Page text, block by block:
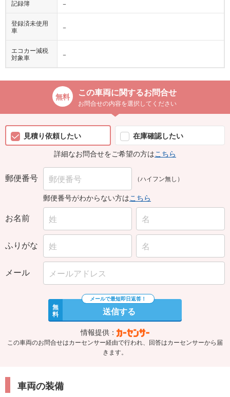
記録簿 −
登録済未使用
車
−
エコカー減税
対象車
−
この車両に関するお問合せ
お問合せの内容を選択してください
見積り依頼したい
在庫確認したい
詳細なお問合せをご希望の方はこちら
郵便番号 （ハイフン無し）
郵便番号がわからない方はこちら
お名前
ふりがな
メール
無
料 送信する
情報提供：
この車両のお問合せはカーセンサー経由で行われ、回答はカーセンサーから届
きます。
車両の装備